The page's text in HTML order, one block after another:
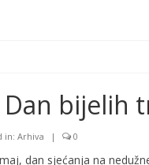
bijelih
in: Arhiva | 0
dan sjećanja na